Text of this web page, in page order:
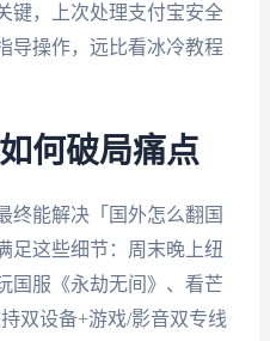
键，上次处理支付宝安全
导操作，远比看冰冷教程
何破局痛点
终能解决「国外怎么翻国
足这些细节：周末晚上纽
国服《永劫无间》、看芒
双设备+游戏/影音双专线